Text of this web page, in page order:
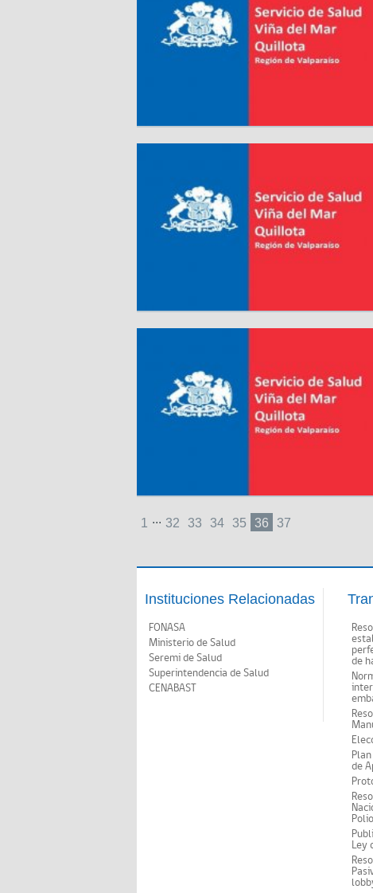
1 ... 32 33 34 35 36 37
Instituciones Relacionadas
FONASA
Ministerio de Salud
Seremi de Salud
Superintendencia de Salud
CENABAST
de
de
Ley